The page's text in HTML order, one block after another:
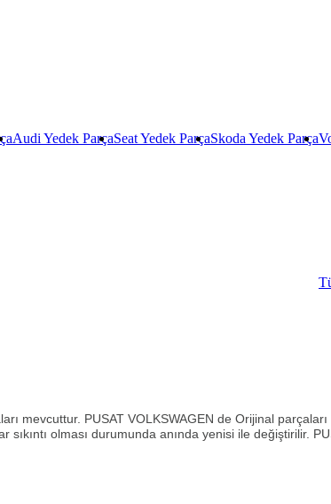
Audi Yedek ParçaSeat Yedek ParçaSkoda Yedek Parça
mevcuttur. PUSAT VOLKSWAGEN de Orijinal
olması durumunda anında yenisi ile değiştirilir.